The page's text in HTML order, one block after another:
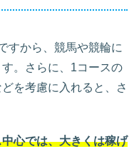
すから、競馬や競輪に
。さらに、1コースの
を考慮に入れると、さ
心では、大きくは稼げ